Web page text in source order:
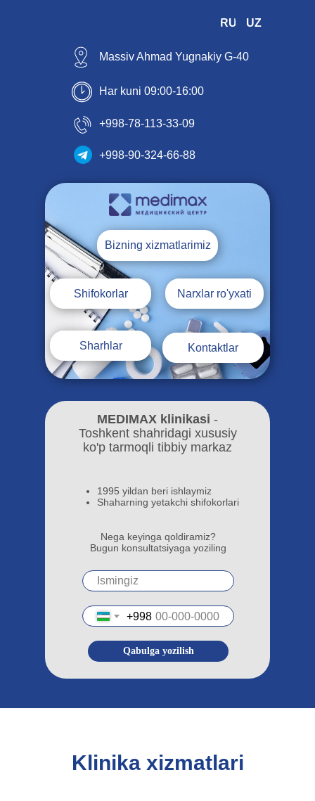
Massiv Ahmad Yugnakiy G-40
Har kuni 09:00-16:00
Bizning xizmatlarimiz
Shifokorlar Narxlar ro'yxati
Sharhlar Kontaktlar
MEDIMAX klinikasi -
Toshkent shahridagi xususiy
ko'p tarmoqli tibbiy markaz
+998
Qabulga yozilish
Nega keyinga qoldiramiz?
Bugun konsultatsiyaga yoziling
1995 yildan beri ishlaymiz
Shaharning yetakchi shifokorlari
RU
+998-90-324-66-88
+998-78-113-33-09
UZ
Klinika xizmatlari